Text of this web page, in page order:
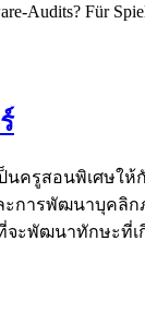
Audits? Für
ป็นครูสอนพิเศ
ารพัฒนาบุคลิ
ะพัฒนาทักษะที่เ